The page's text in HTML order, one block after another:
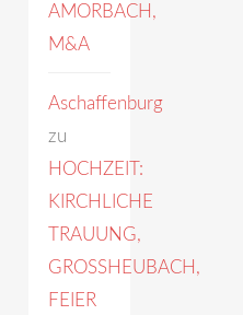
AMORBACH,
M&A
Aschaffenburg
zu
HOCHZEIT:
KIRCHLICHE
TRAUUNG,
GROSSHEUBACH,
FEIER